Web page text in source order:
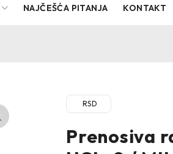
NAJČEŠĆA PITANJA KONTAKT
RSD
Prenosiva